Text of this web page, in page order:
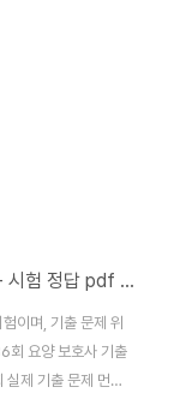
36회 요양 보호사 기출 문제 대비 모의고사 - 시험 정답 pdf 다운로드
이며, 기출 문제 위
회 요양 보호사 기출
제 기출 문제 먼저